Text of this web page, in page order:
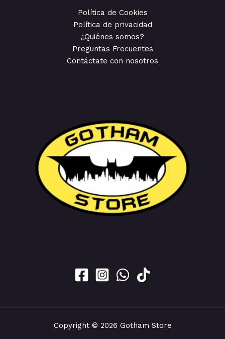
Política de Cookies
Política de privacidad
¿Quiénes somos?
Preguntas Frecuentes
Contáctate con nosotros
Copyright © 2026 Gotham Store